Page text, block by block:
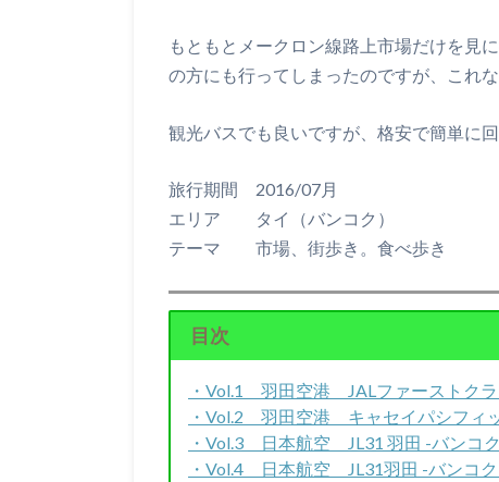
もともとメークロン線路上市場だけを見
の方にも行ってしまったのですが、これ
観光バスでも良いですが、格安で簡単に
旅行期間 2016/07月
エリア タイ（バンコク）
テーマ 市場、街歩き。食べ歩き
目次
・Vol.1 羽田空港 JALファーストク
・Vol.2 羽田空港 キャセイパシフィ
・Vol.3 日本航空 JL31 羽田 -バンコ
・Vol.4 日本航空 JL31羽田 -バンコ